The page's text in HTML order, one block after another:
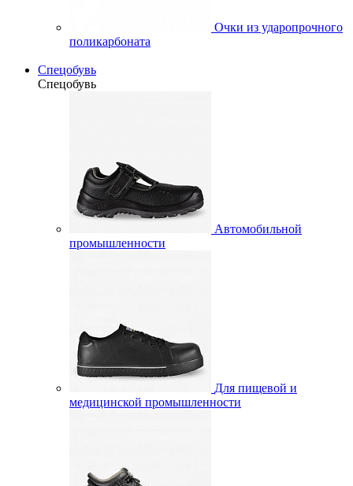
Очки из ударопрочного
поликарбоната
Спецобувь
Спецобувь
Автомобильной
промышленности
Для пищевой и
медицинской промышленности